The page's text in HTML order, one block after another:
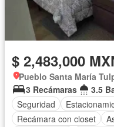
$ 2,483,000
Pueblo Santa María
3 Recámaras
3.5
Seguridad
Recámara con closet